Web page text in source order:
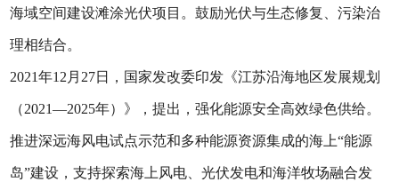
海域空间建设滩涂光伏项目。鼓励光伏与生态修复、污染治
理相结合。
2021年12月27日，国家发改委印发《江苏沿海地区发展规划
（2021—2025年）》，提出，强化能源安全高效绿色供给。
推进深远海风电试点示范和多种能源资源集成的海上“能源
岛”建设，支持探索海上风电、光伏发电和海洋牧场融合发